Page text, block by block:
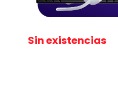
Sin existencias